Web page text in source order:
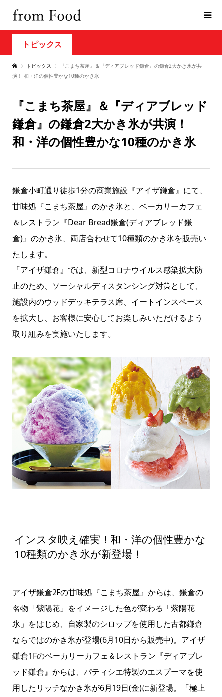
トピックス
トピックス
『こまち茶屋』＆『ディアブレッド鎌倉』の鎌倉2大かき氷が共
演！ 和・洋の個性豊かな10種のかき氷
『こまち茶屋』＆『ディアブレッド
鎌倉』の鎌倉2大かき氷が共演！
和・洋の個性豊かな10種のかき氷
鎌倉小町通り徒歩1分の商業施設『アイザ鎌倉』にて、
甘味処『こまち茶屋』のかき氷と、ベーカリーカフェ
＆レストラン『Dear Bread鎌倉(ディアブレッド鎌
倉)』のかき氷、両店合わせて10種類のかき氷を販売い
たします。
『アイザ鎌倉』では、新型コロナウイルス感染拡大防
止のため、ソーシャルディスタンシング対策として、
施設内のウッドデッキテラス席、イートインスペース
を拡大し、お客様に安心してお楽しみいただけるよう
取り組みを実施いたします。
インスタ映え確実！和・洋の個性豊かな
10種類のかき氷が新登場！
アイザ鎌倉2Fの甘味処『こまち茶屋』からは、鎌倉の
名物「紫陽花」をイメージした色が変わる「紫陽花
氷」をはじめ、自家製のシロップを使用した古都鎌倉
ならではのかき氷が登場(6月10日から販売中)。アイザ
鎌倉1Fのベーカリーカフェ＆レストラン『ディアブレ
ッド鎌倉』からは、パティシエ特製のエスプーマを使
用したリッチなかき氷が6月19日(金)に新登場。「極上